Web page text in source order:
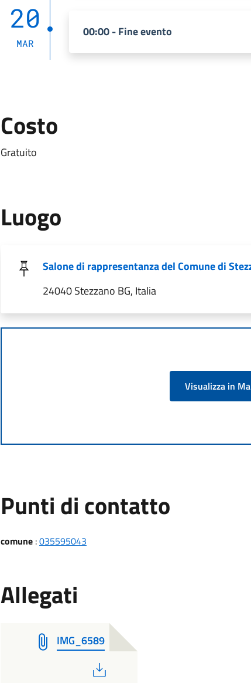
20
MAR
00:00 - Fine evento
Costo
Gratuito
Luogo
Salone di rappresentanza del Comune di
24040 Stezzano BG, Italia
Visualizza in
Punti di contatto
comune:035595043
Allegati
IMG_6589